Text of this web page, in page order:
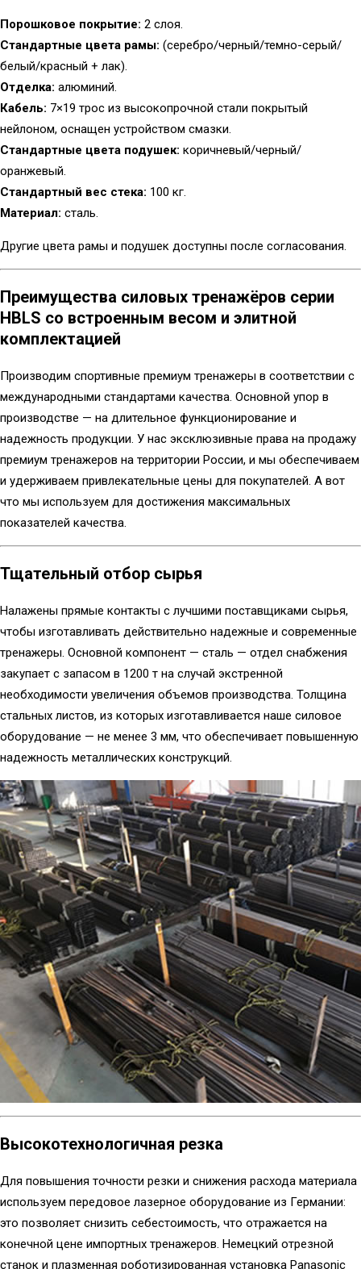
Порошковое покрытие: 2 слоя.
Стандартные цвета рамы: (серебро/черный/темно-серый/
белый/красный + лак).
Отделка: алюминий.
Кабель: 7×19 трос из высокопрочной стали покрытый
нейлоном, оснащен устройством смазки.
Стандартные цвета подушек: коричневый/черный/
оранжевый.
Стандартный вес стека: 100 кг.
Материал: сталь.
Другие цвета рамы и подушек доступны после согласования.
Преимущества силовых тренажёров серии
HBLS со встроенным весом и элитной
комплектацией
Производим спортивные премиум тренажеры в соответствии с
международными стандартами качества. Основной упор в
производстве — на длительное функционирование и
надежность продукции. У нас эксклюзивные права на продажу
премиум тренажеров на территории России, и мы обеспечиваем
и удерживаем привлекательные цены для покупателей. А вот
что мы используем для достижения максимальных
показателей качества.
Тщательный отбор сырья
Налажены прямые контакты с лучшими поставщиками сырья,
чтобы изготавливать действительно надежные и современные
тренажеры. Основной компонент — сталь — отдел снабжения
закупает с запасом в 1200 т на случай экстренной
необходимости увеличения объемов производства. Толщина
стальных листов, из которых изготавливается наше силовое
оборудование — не менее 3 мм, что обеспечивает повышенную
надежность металлических конструкций.
Высокотехнологичная резка
Для повышения точности резки и снижения расхода материала
используем передовое лазерное оборудование из Германии:
это позволяет снизить себестоимость, что отражается на
конечной цене импортных тренажеров. Немецкий отрезной
станок и плазменная роботизированная установка Panasonic